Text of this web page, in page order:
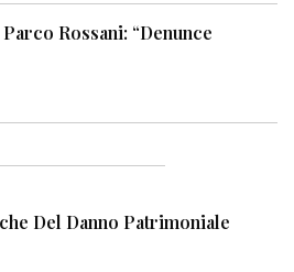
Rossani: “Denunce
Del Danno Patrimoniale